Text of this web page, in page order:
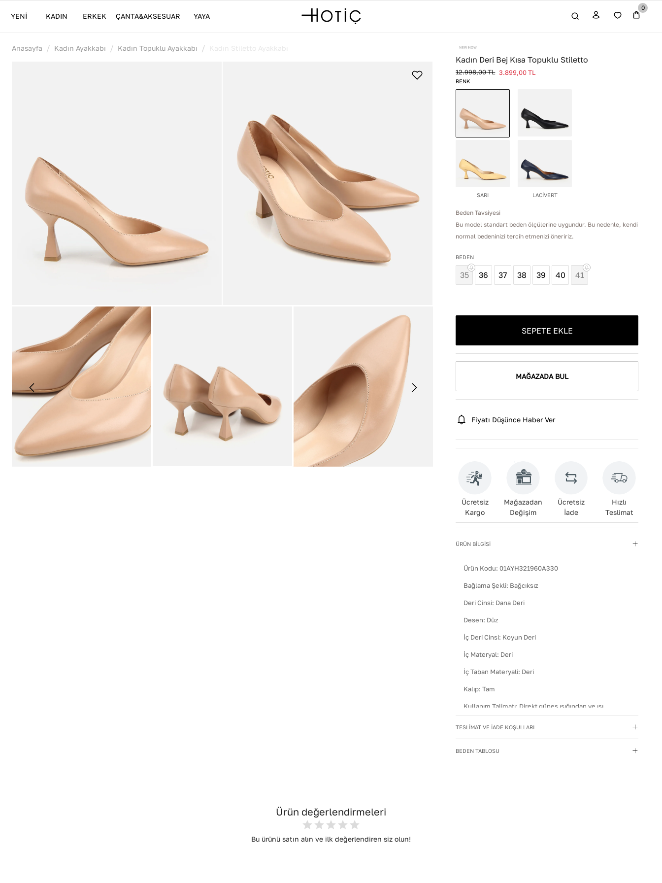
YENİ KADIN ERKEK ÇANTA&AKSESUAR YAYA
0
Anasayfa / Kadın Ayakkabı / Kadın Topuklu Ayakkabı / Kadın Stiletto Ayakkabı
Kadın Deri Bej Kısa Topuklu Stiletto
12.998,00TL 3.899,00 TL
RENK
SARI LACİVERT
Beden Tavsiyesi
Bu model standart beden ölçülerine uygundur. Bu nedenle, kendi
normal bedeninizi tercih etmenizi öneririz.
BEDEN
35 36 37 38 39 40 41
SEPETE EKLE
MAĞAZADA BUL
Fiyatı Düşünce Haber Ver
Ücretsiz
Kargo
Mağazadan
Değişim
Ücretsiz
İade
Hızlı
Teslimat
ÜRÜN BİLGİSİ
Ürün Kodu:01AYH321960A330
Bağlama Şekli: Bağcıksız
Deri Cinsi: Dana Deri
Desen: Düz
İç Deri Cinsi: Koyun Deri
İç Materyal: Deri
İç Taban Materyali: Deri
Kalıp:Tam
Kullanım Talimatı: Direkt güneş ışığından ve ısı
kaynaklarından uzak tutun.
Hakiki Deri
Menşei:Türkiye
TESLİMAT VE İADE KOŞULLARI
BEDEN TABLOSU
Ürün değerlendirmeleri
Bu ürünü satın alın ve ilk değerlendiren siz olun!